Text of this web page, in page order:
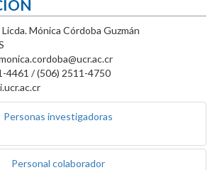
Licda. Mónica Córdoba Guzmán
4461 / (506) 2511-4750
Personas investigadoras
Personal colaborador